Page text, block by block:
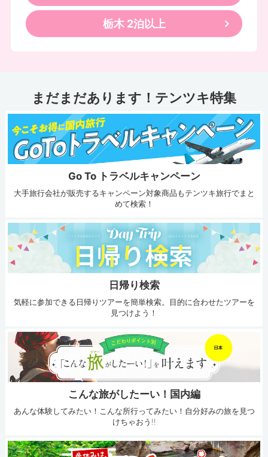
栃木 2泊以上
まだまだあります！テンツキ特集
Go To トラベルキャンペーン
大手旅行会社が販売するキャンペーン対象商品もテンツキ旅行でまと
めて検索！
日帰り検索
気軽に参加できる日帰りツアーを簡単検索。目的に合わせたツアーを
見つけよう！
こんな旅がしたーい！国内編
あんな体験してみたい！こんな所行ってみたい！自分好みの旅を見つ
けちゃおう!!